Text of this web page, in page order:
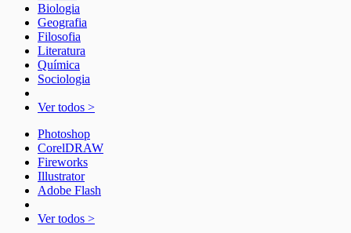
Biologia
Geografia
Filosofia
Literatura
Química
Sociologia
Ver todos >
Photoshop
CorelDRAW
Fireworks
Illustrator
Adobe Flash
Ver todos >